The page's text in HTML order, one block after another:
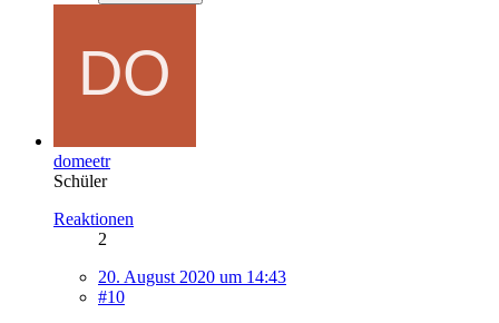
domeetr
Schüler
Reaktionen
2
20. August 2020 um 14:43
#10